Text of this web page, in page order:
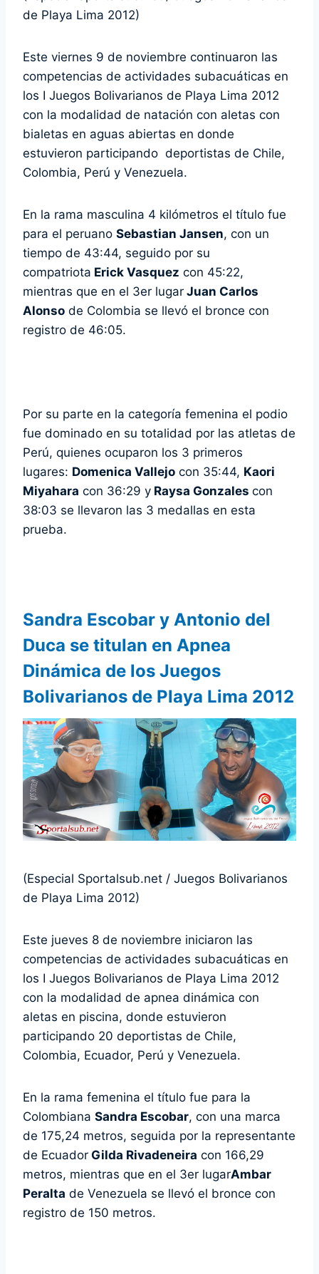
de Playa Lima 2012)
Este viernes 9 de noviembre continuaron las
competencias de actividades subacuáticas en
los I Juegos Bolivarianos de Playa Lima 2012
con la modalidad de natación con aletas con
bialetas en aguas abiertas en donde
estuvieron participando deportistas de Chile,
Colombia, Perú y Venezuela.
En la rama masculina 4 kilómetros el título fue
para el peruano Sebastian Jansen, con un
tiempo de 43:44, seguido por su
compatriota Erick Vasquez con 45:22,
mientras que en el 3er lugar Juan Carlos
Alonso de Colombia se llevó el bronce con
registro de 46:05.
Por su parte en la categoría femenina el podio
fue dominado en su totalidad por las atletas de
Perú, quienes ocuparon los 3 primeros
lugares: Domenica Vallejo con 35:44, Kaori
Miyahara con 36:29 y Raysa Gonzales con
38:03 se llevaron las 3 medallas en esta
prueba.
Sandra Escobar y Antonio del
Duca se titulan en Apnea
Dinámica de los Juegos
Bolivarianos de Playa Lima 2012
(Especial Sportalsub.net / Juegos Bolivarianos
de Playa Lima 2012)
Este jueves 8 de noviembre iniciaron las
competencias de actividades subacuáticas en
los I Juegos Bolivarianos de Playa Lima 2012
con la modalidad de apnea dinámica con
aletas en piscina, donde estuvieron
participando 20 deportistas de Chile,
Colombia, Ecuador, Perú y Venezuela.
En la rama femenina el título fue para la
Colombiana Sandra Escobar, con una marca
de 175,24 metros, seguida por la representante
de Ecuador Gilda Rivadeneira con 166,29
metros, mientras que en el 3er lugarAmbar
Peralta de Venezuela se llevó el bronce con
registro de 150 metros.